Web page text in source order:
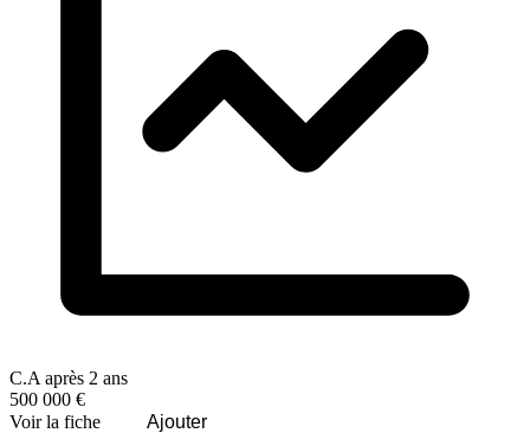
C.A après 2 ans
500 000 €
Voir la fiche
Ajouter